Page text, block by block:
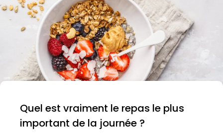
Quel est vraiment le repas le plus
important de la journée ?